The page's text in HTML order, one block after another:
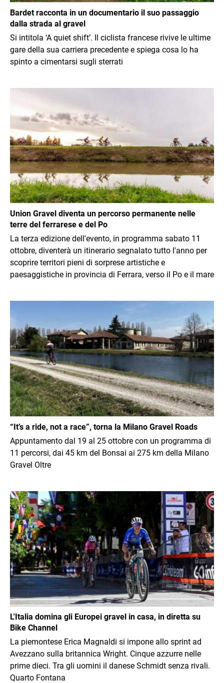
Bardet racconta in un documentario il suo passaggio
dalla strada al gravel
Si intitola ‘A quiet shift’. Il ciclista francese rivive le ultime
gare della sua carriera precedente e spiega cosa lo ha
spinto a cimentarsi sugli sterrati
Union Gravel diventa un percorso permanente nelle
terre del ferrarese e del Po
La terza edizione dell'evento, in programma sabato 11
ottobre, diventerà un itinerario segnalato tutto l'anno per
scoprire territori pieni di sorprese artistiche e
paesaggistiche in provincia di Ferrara, verso il Po e il mare
“It’s a ride, not a race”, torna la Milano Gravel Roads
Appuntamento dal 19 al 25 ottobre con un programma di
11 percorsi, dai 45 km del Bonsai ai 275 km della Milano
Gravel Oltre
Immagine
L'Italia domina gli Europei gravel in casa, in diretta su
Bike Channel
La piemontese Erica Magnaldi si impone allo sprint ad
Avezzano sulla britannica Wright. Cinque azzurre nelle
prime dieci. Tra gli uomini il danese Schmidt senza rivali.
Quarto Fontana